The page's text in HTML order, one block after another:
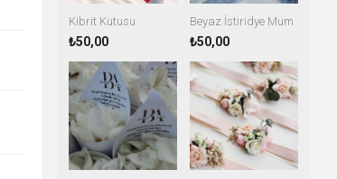
Kibrit Kutusu
₺50,00
Beyaz İstiridye Mum
₺50,00